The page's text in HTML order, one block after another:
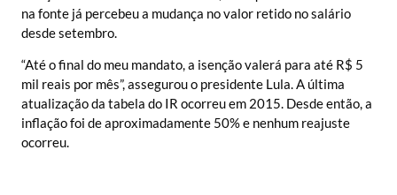
na fonte já percebeu a mudança no valor retido no salário
desde setembro.
“Até o final do meu mandato, a isenção valerá para até R$ 5
mil reais por mês”, assegurou o presidente Lula. A última
atualização da tabela do IR ocorreu em 2015. Desde então, a
inflação foi de aproximadamente 50% e nenhum reajuste
ocorreu.